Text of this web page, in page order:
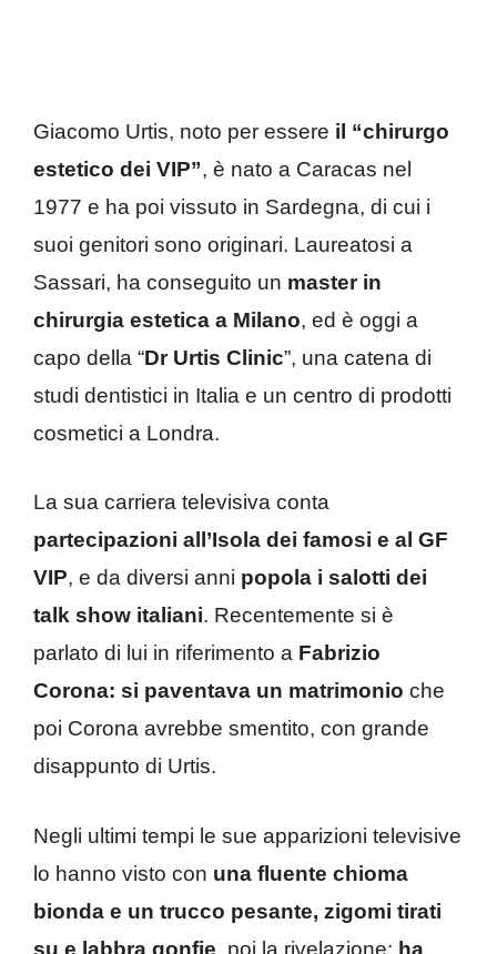
Giacomo Urtis, noto per essere il “chirurgo
estetico dei VIP”, è nato a Caracas nel
1977 e ha poi vissuto in Sardegna, di cui i
suoi genitori sono originari. Laureatosi a
Sassari, ha conseguito un master in
chirurgia estetica a Milano, ed è oggi a
capo della “Dr Urtis Clinic”, una catena di
studi dentistici in Italia e un centro di prodotti
cosmetici a Londra.
La sua carriera televisiva conta
partecipazioni all’Isola dei famosi e al GF
VIP, e da diversi anni popola i salotti dei
talk show italiani. Recentemente si è
parlato di lui in riferimento a Fabrizio
Corona: si paventava un matrimonio che
poi Corona avrebbe smentito, con grande
disappunto di Urtis.
Negli ultimi tempi le sue apparizioni televisive
lo hanno visto con una fluente chioma
bionda e un trucco pesante, zigomi tirati
su e labbra gonfie, poi la rivelazione: ha